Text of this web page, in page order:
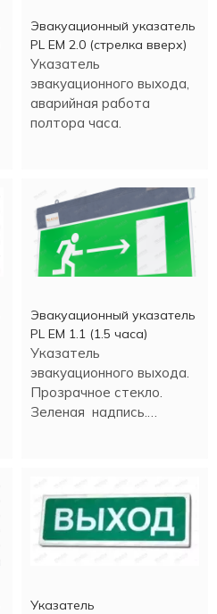
Эвакуационный указатель
PL EM 2.0 (стрелка вверх)
Указатель
эвакуационного выхода,
аварийная работа
полтора часа.
Эвакуационный указатель
PL EM 1.1 (1.5 часа)
Указатель
эвакуационного выхода.
Прозрачное стекло.
Зеленая надпись.
Указатель